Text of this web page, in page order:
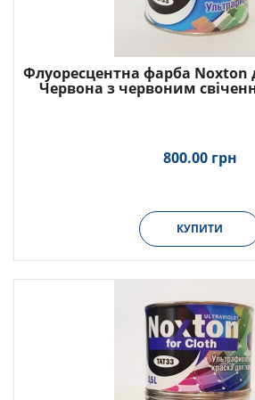
Флуоресцентна фарба Noxton
Червона з червоним
800.00 грн
КУПИТИ